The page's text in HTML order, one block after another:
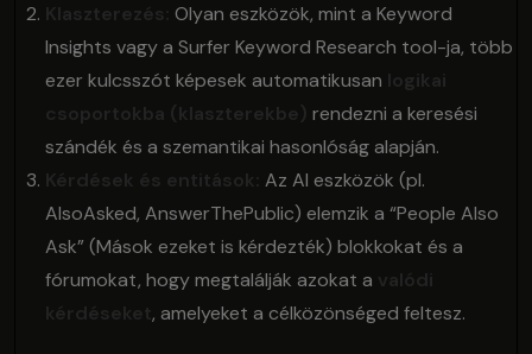
Klaszterezés:
Olyan eszközök, mint a Keyword
Insights vagy a Surfer Keyword Research tool-ja, több
ezer kulcsszót képesek automatikusan
logikai
csoportokba (klaszterekbe) rendezni a keresési
szándék és a szemantikai hasonlóság alapján.
Kérdések és entitások: Az AI eszközök (pl.
AlsoAsked, AnswerThePublic) elemzik a “People Also
Ask” (Mások ezeket is kérdezték) blokkokat és a
fórumokat, hogy megtalálják azokat a valódi
kérdéseket , amelyeket a célközönséged feltesz.